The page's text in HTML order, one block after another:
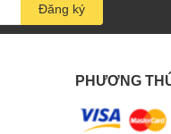
Đăng ký
PHƯƠNG